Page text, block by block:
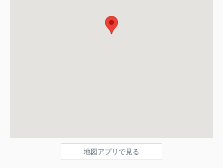
地図アプリで見る